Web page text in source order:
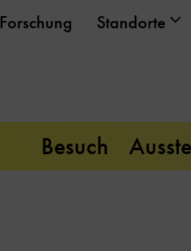
Forschung Standorte
Besuch